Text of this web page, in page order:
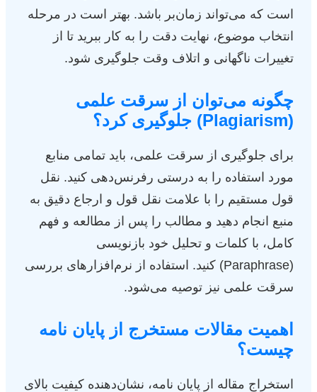
است که می‌تواند زمان‌بر باشد. بهتر است در مرحله
انتخاب موضوع، نهایت دقت را به کار ببرید تا از
تغییرات ناگهانی و اتلاف وقت جلوگیری شود.
چگونه می‌توان از سرقت علمی
(Plagiarism) جلوگیری کرد؟
برای جلوگیری از سرقت علمی، باید تمامی منابع
مورد استفاده را به درستی رفرنس‌دهی کنید. نقل
قول مستقیم را با علامت نقل قول و ارجاع دقیق به
منبع انجام دهید و مطالب را پس از مطالعه و فهم
کامل، با کلمات و تحلیل خود بازنویسی
(Paraphrase) کنید. استفاده از نرم‌افزارهای بررسی
سرقت علمی نیز توصیه می‌شود.
اهمیت مقالات مستخرج از پایان نامه
چیست؟
استخراج مقاله از پایان نامه، نشان‌دهنده کیفیت بالای